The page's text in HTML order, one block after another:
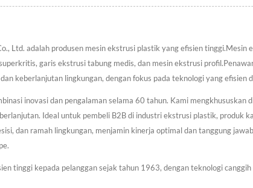
Ltd. adalah produsen mesin ekstrusi plastik yang efisien
garis ekstrusi tabung medis, dan mesin ekstrusi
keberlanjutan lingkungan, dengan fokus pada teknologi yang efisien
inovasi dan pengalaman selama 60 tahun. Kami mengkhususkan
Ideal untuk pembeli B2B di industri ekstrusi plastik, produk
dan ramah lingkungan, menjamin kinerja optimal dan tanggung
tinggi kepada pelanggan sejak tahun 1963, dengan teknologi